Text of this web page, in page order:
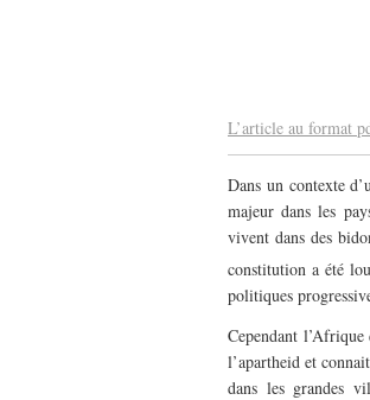
L’article au format
Dans un contexte
majeur dans les
vivent dans des
constitution a été
politiques
Cependant
l’apartheid et
dans les grandes